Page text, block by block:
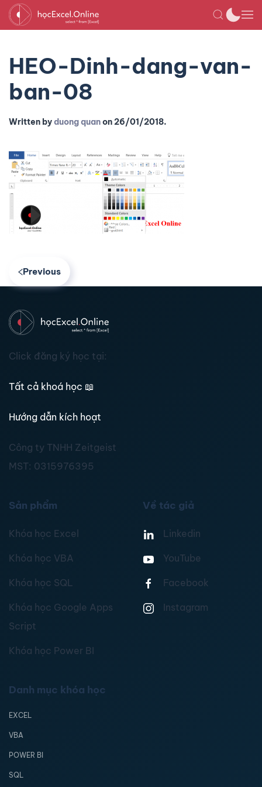
HEO-Dinh-dang-van-
ban-08
Written byduong quanon26/01/2018.
Previous
Click đăng ký học tại:
Tất cả khoá học 📖
Hướng dẫn kích hoạt
Công ty TNHH Zeitgeist
MST: 0315976395
Sản phẩm
Khóa học Excel
Khóa học VBA
Khóa học SQL
Khóa học Google Apps
Script
Khóa học Power BI
Về tác giả
Linkedin
YouTube
Facebook
Instagram
Danh mục khóa học
EXCEL
VBA
POWER BI
SQL